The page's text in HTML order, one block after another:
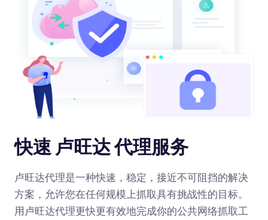
快速 卢旺达 代理服务
卢旺达代理是一种快速，稳定，接近不可阻挡的解决
方案，允许您在任何规模上抓取具有挑战性的目标。
用卢旺达代理更快更有效地完成你的公共网络抓取工